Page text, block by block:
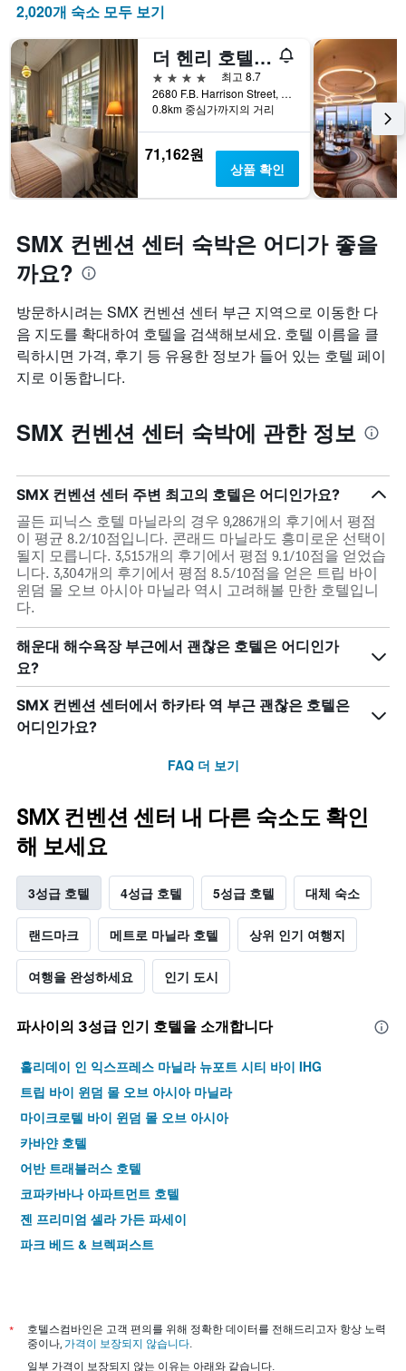
2,020개 숙소 모두 보기
더 헨리 호텔 마닐라
4성급
최고 8.7
2680 F.B. Harrison Street, 파사이, 필리핀
0.8km 중심가까지의 거리
71,162원
상품 확인
SMX 컨벤션 센터 숙박은 어디가 좋을
까요?
방문하시려는 SMX 컨벤션 센터 부근 지역으로 이동한 다
음 지도를 확대하여 호텔을 검색해보세요. 호텔 이름을 클
릭하시면 가격, 후기 등 유용한 정보가 들어 있는 호텔 페이
지로 이동합니다.
SMX 컨벤션 센터 숙박에 관한 정보
SMX 컨벤션 센터 주변 최고의 호텔은 어디인가요?
골든 피닉스 호텔 마닐라의 경우 9,286개의 후기에서 평점
이 평균 8.2/10점입니다. 콘래드 마닐라도 흥미로운 선택이
될지 모릅니다. 3,515개의 후기에서 평점 9.1/10점을 얻었습
니다. 3,304개의 후기에서 평점 8.5/10점을 얻은 트립 바이
윈덤 몰 오브 아시아 마닐라 역시 고려해볼 만한 호텔입니
다.
해운대 해수욕장 부근에서 괜찮은 호텔은 어디인가
요?
SMX 컨벤션 센터에서 하카타 역 부근 괜찮은 호텔은
어디인가요?
FAQ 더 보기
SMX 컨벤션 센터 내 다른 숙소도 확인
해 보세요
3성급 호텔 4성급 호텔 5성급 호텔 대체 숙소
랜드마크 메트로 마닐라 호텔 상위 인기 여행지
여행을 완성하세요 인기 도시
파사이​의 3​성급 인기 호텔을 소개합니다
홀리데이 인 익스프레스 마닐라 뉴포트 시티 바이 IHG
트립 바이 윈덤 몰 오브 아시아 마닐라
마이크로텔 바이 윈덤 몰 오브 아시아
카바얀 호텔
어반 트래블러스 호텔
코파카바나 아파트먼트 호텔
젠 프리미엄 셀라 가든 파세이
파크 베드 & 브렉퍼스트
*
호텔스컴바인은 고객 편의를 위해 정확한 데이터를 전해드리고자 항상 노력
중이나, 가격이 보장되지 않습니다.
일부 가격이 보장되지 않는 이유는 아래와 같습니다.